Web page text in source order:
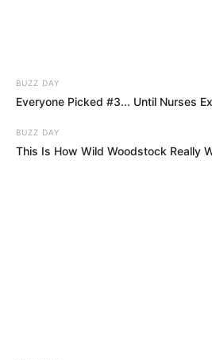
BUZZ DAY
Everyone Picked #3... Until Nurses
BUZZ DAY
This Is How Wild Woodstock Really